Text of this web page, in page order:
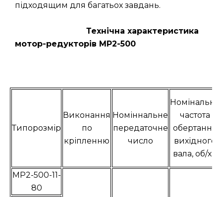
підходящим для багатьох завдань.
Технічна характеристика
мотор-редукторів МР2-500
Типорозмір
Виконання
по
кріпленню
Номіннальне
передаточне
число
Номінальна
частота
обертання
вихідного
вала, об/хв
МР2-500-11-
80